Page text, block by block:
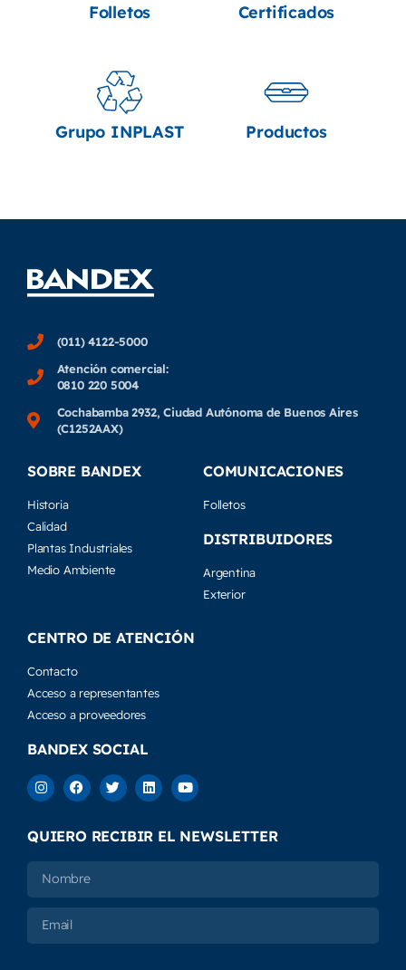
Folletos Certificados
Grupo INPLAST Productos
(011) 4122-5000
Atención comercial:
0810 220 5004
Cochabamba 2932, Ciudad Autónoma de Buenos Aires
(C1252AAX)
SOBRE BANDEX
Historia
Calidad
Plantas Industriales
Medio Ambiente
COMUNICACIONES
Folletos
DISTRIBUIDORES
Argentina
Exterior
CENTRO DE ATENCIÓN
Contacto
Acceso a representantes
Acceso a proveedores
BANDEX SOCIAL
QUIERO RECIBIR EL NEWSLETTER